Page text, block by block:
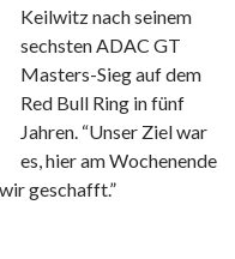
Keilwitz nach seinem
sechsten ADAC GT
Masters-Sieg auf dem
Red Bull Ring in fünf
Jahren. “Unser Ziel war
es, hier am Wochenende
geschafft.”